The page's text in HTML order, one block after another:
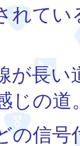
れてい
長い
じの道
信号